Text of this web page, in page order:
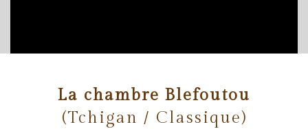
La chambre Blefoutou
(Tchigan / Classique)